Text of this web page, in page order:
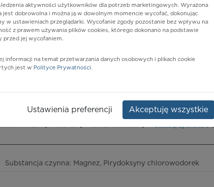
Postać:płyn o smaku malinowym
terapii
Substancja czynna: Magnez, Pirydoksyny chlorowodorek
aktywności użytkowników dla potrzeb marketingowych. Wyrażona
jest dobrowolna i można ją w dowolnym momencie wycofać, dokonując
w ustawieniach przeglądarki. Wycofanie zgody pozostanie bez wpływu na
z prawem używania plików cookies, którego dokonano na podstawie
przed jej wycofaniem.
informacji na temat przetwarzania danych osobowych i plikach cookie
jest w Polityce Prywatności.
Ustawienia preferencji Akceptuję wszystkie